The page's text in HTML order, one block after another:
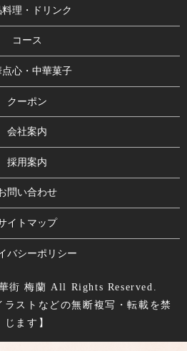
理・ドリンク
コース
点心・中華菓子
クーポン
会社案内
採用案内
問い合わせ
イトマップ
バシーポリシー
街 梅蘭 All Rights Reserved.
ラストなどの無断複写・転載を禁
じます】